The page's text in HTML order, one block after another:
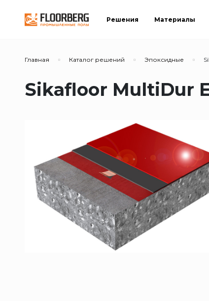
Решения Материалы
Главная Каталог решений Эпоксидные
Sikafloor MultiDur